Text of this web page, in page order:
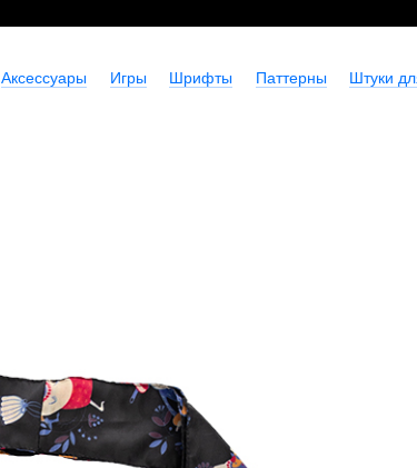
Аксессуары Игры Шрифты Паттерны Штуки